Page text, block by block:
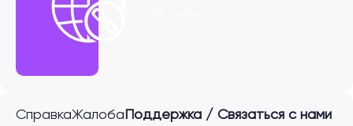
СправкаЖалоба Поддержка / Связаться с нами